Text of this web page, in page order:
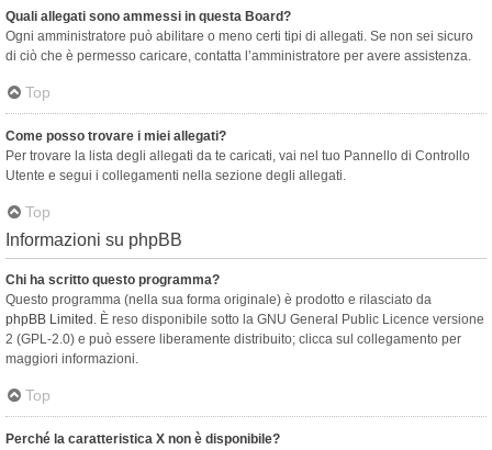
Quali allegati sono ammessi in questa Board?
Ogni amministratore può abilitare o meno certi tipi di allegati. Se non sei sicuro
di ciò che è permesso caricare, contatta l’amministratore per avere assistenza.
Top
Come posso trovare i miei allegati?
Per trovare la lista degli allegati da te caricati, vai nel tuo Pannello di Controllo
Utente e segui i collegamenti nella sezione degli allegati.
Top
Informazioni su phpBB
Chi ha scritto questo programma?
Questo programma (nella sua forma originale) è prodotto e rilasciato da
phpBB Limited . È reso disponibile sotto la GNU General Public Licence versione
2 (GPL-2.0) e può essere liberamente distribuito; clicca sul collegamento per
maggiori informazioni.
Top
Perché la caratteristica X non è disponibile?